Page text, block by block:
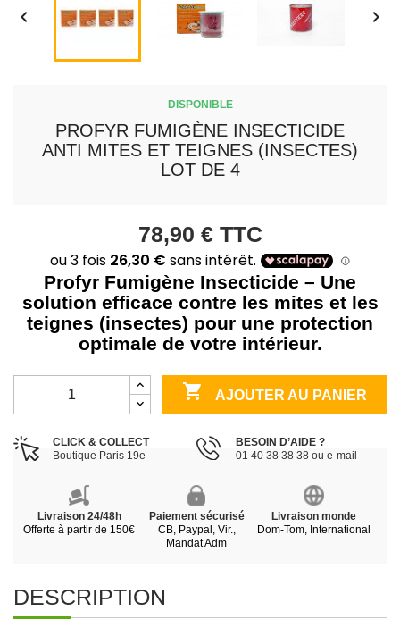
 
DISPONIBLE
PROFYR FUMIGÈNE INSECTICIDE
ANTI MITES ET TEIGNES (INSECTES)
LOT DE 4
78,90 € TTC
Profyr Fumigène Insecticide – Une
solution efficace contre les mites et les
teignes (insectes) pour une protection
optimale de votre intérieur.
 AJOUTER AU PANIER
CLICK & COLLECT
Boutique Paris 19e
BESOIN D’AIDE ?
01 40 38 38 38 ou e-mail
Livraison 24/48h
Offerte à partir de 150€
Paiement sécurisé
CB, Paypal, Vir.,
Mandat Adm
Livraison monde
Dom-Tom, International
DESCRIPTION